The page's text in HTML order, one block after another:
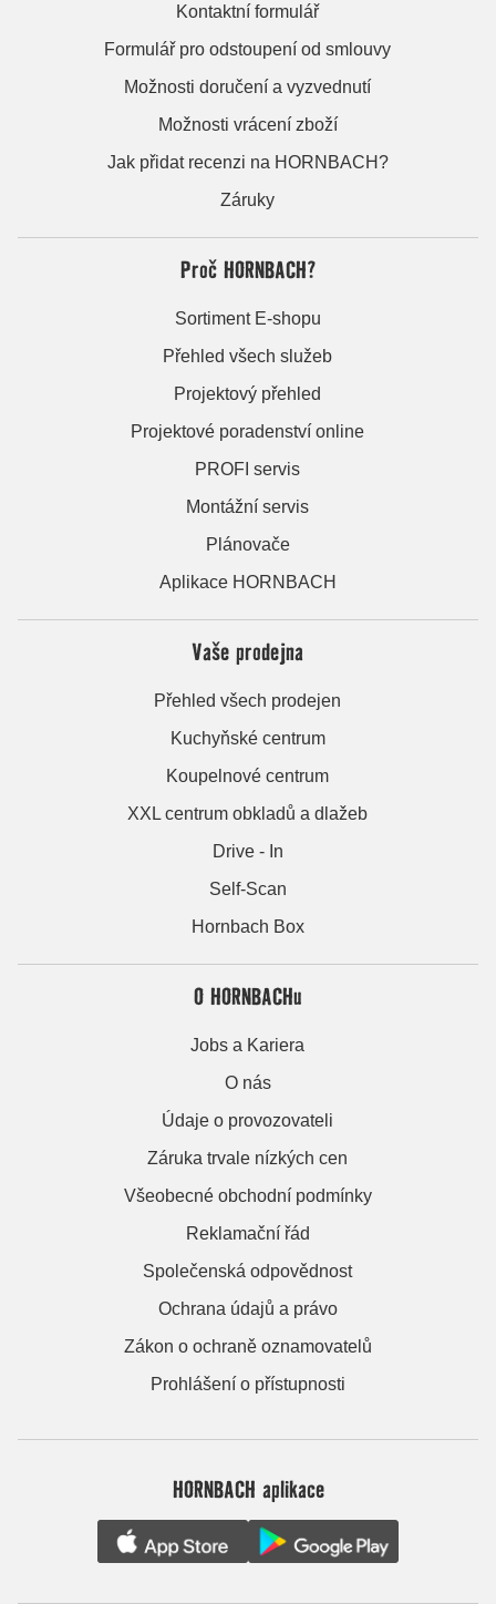
Kontaktní formulář
Formulář pro odstoupení od smlouvy
Možnosti doručení a vyzvednutí
Možnosti vrácení zboží
Jak přidat recenzi na HORNBACH?
Záruky
Proč HORNBACH?
Sortiment E-shopu
Přehled všech služeb
Projektový přehled
Projektové poradenství online
PROFI servis
Montážní servis
Plánovače
Aplikace HORNBACH
Vaše prodejna
Přehled všech prodejen
Kuchyňské centrum
Koupelnové centrum
XXL centrum obkladů a dlažeb
Drive - In
Self-Scan
Hornbach Box
O HORNBACHu
Jobs a Kariera
O nás
Údaje o provozovateli
Záruka trvale nízkých cen
Všeobecné obchodní podmínky
Reklamační řád
Společenská odpovědnost
Ochrana údajů a právo
Zákon o ochraně oznamovatelů
Prohlášení o přístupnosti
HORNBACH aplikace